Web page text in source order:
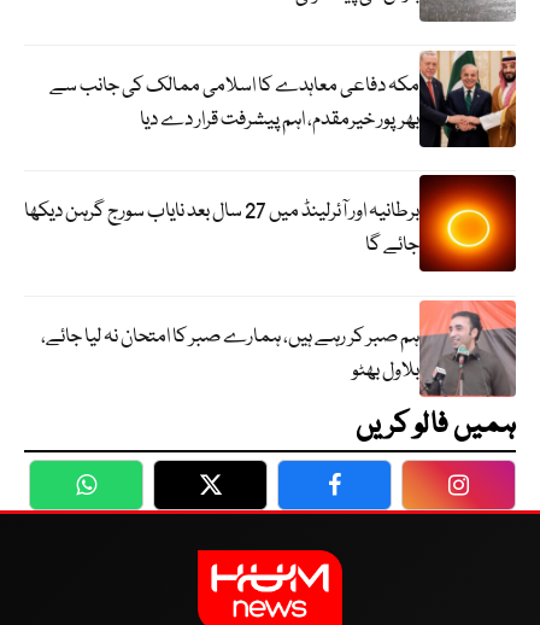
مکہ دفاعی معاہدے کا اسلامی ممالک کی جانب سے
بھرپور خیرمقدم، اہم پیشرفت قرار دے دیا
برطانیہ اور آئرلینڈ میں 27 سال بعد نایاب سورج گرہن دیکھا
جائے گا
ہم صبر کر رہے ہیں، ہمارے صبر کا امتحان نہ لیا جائے،
بلاول بھٹو
ہمیں فالو کریں
WhatsApp Twitter Facebook